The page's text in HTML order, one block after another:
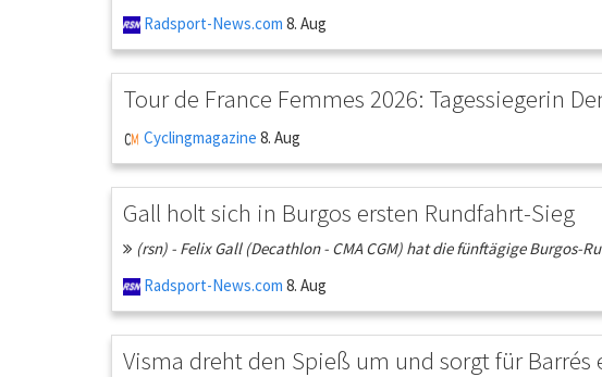
Radsport-News.com 8. Aug
Tour de France Femmes 2026: Tagessiegerin
Cyclingmagazine 8. Aug
Gall holt sich in Burgos ersten Rundfahrt-Sieg
(rsn) - Felix Gall (Decathlon - CMA CGM) hat die fünftägige Burgos-
Radsport-News.com 8. Aug
Visma dreht den Spieß um und sorgt für Barrés